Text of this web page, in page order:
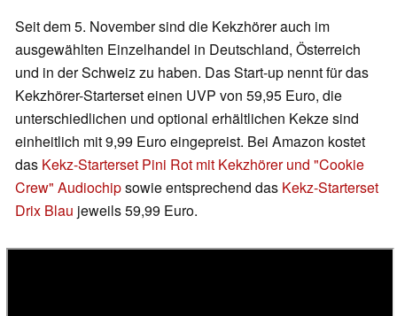
Seit dem 5. November sind die Kekzhörer auch im
ausgewählten Einzelhandel in Deutschland, Österreich
und in der Schweiz zu haben. Das Start-up nennt für das
Kekzhörer-Starterset einen UVP von 59,95 Euro, die
unterschiedlichen und optional erhältlichen Kekze sind
einheitlich mit 9,99 Euro eingepreist. Bei Amazon kostet
das Kekz-Starterset Pini Rot mit Kekzhörer und "Cookie
Crew" Audiochipsowie entsprechend das Kekz-Starterset
Drix Blau jeweils 59,99 Euro.